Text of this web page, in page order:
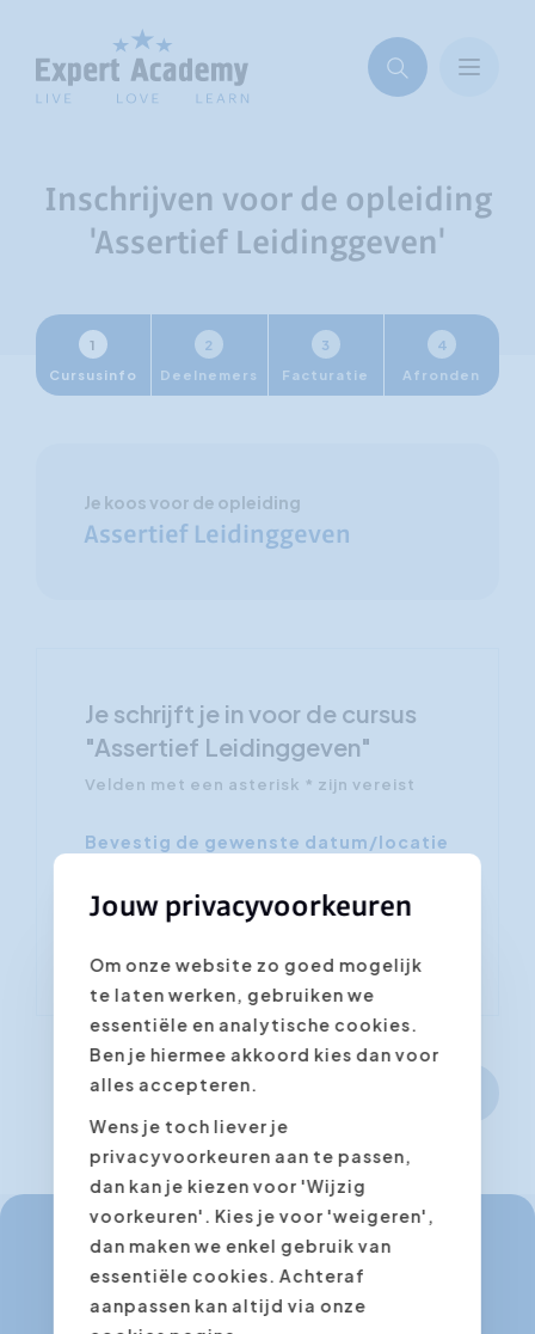
Inschrijven voor de opleiding
'Assertief Leidinggeven'
1
Cursusinfo
2
Deelnemers
3
Facturatie
4
Afronden
Je koos voor de opleiding
Assertief Leidinggeven
Je schrijft je in voor de cursus
"Assertief Leidinggeven"
Velden met een asterisk * zijn vereist
Bevestig de gewenste datum/locatie
info@expertacademy.be
+32 3 235 32 49
Jouw privacyvoorkeuren
Om onze website zo goed mogelijk
te laten werken, gebruiken we
essentiële en analytische cookies.
Ben je hiermee akkoord kies dan voor
alles accepteren.
Wens je toch liever je
privacyvoorkeuren aan te passen,
dan kan je kiezen voor 'Wijzig
voorkeuren'. Kies je voor 'weigeren',
dan maken we enkel gebruik van
essentiële cookies. Achteraf
aanpassen kan altijd via onze